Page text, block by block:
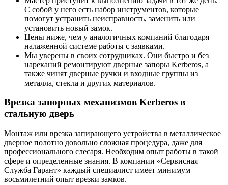
С собой у него есть набор инструментов, которые
помогут устранить неисправность, заменить или
установить новый замок.
Цены ниже, чем у аналогичных компаний благодаря
налаженной системе работы с заявками.
Мы уверены в своих сотрудниках. Они быстро и без
нареканий ремонтируют дверные запоры Kerberos, а
также чинят дверные ручки и входные группы из
металла, стекла и других материалов.
Врезка запорных механизмов Kerberos в
стальную дверь
Монтаж или врезка запирающего устройства в металлическое
дверное полотно довольно сложная процедура, даже для
профессионального слесаря. Необходим опыт работы в такой
сфере и определенные знания. В компании «Сервисная
Служба Гарант» каждый специалист имеет минимум
восьмилетний опыт врезки замков.